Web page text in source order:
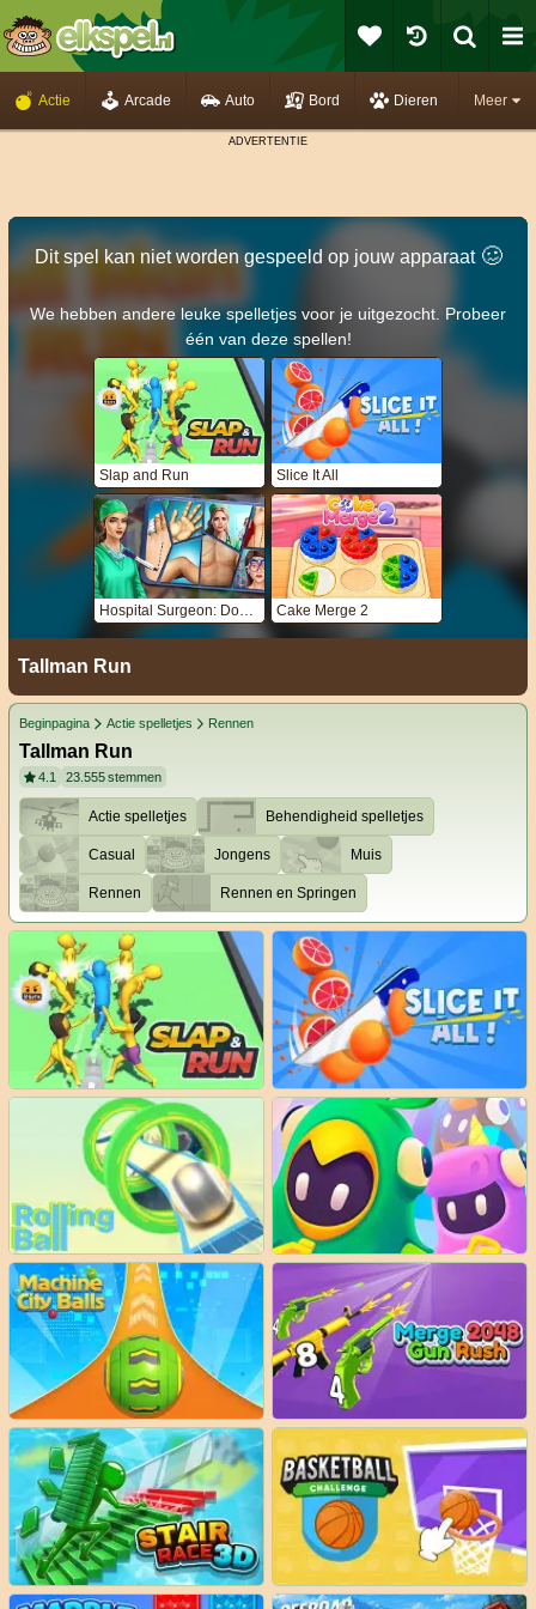
Meer
Actie Arcade Auto Bord Dieren
Dit spel kan niet worden gespeeld op jouw apparaat 🥴️
We hebben andere leuke spelletjes voor je uitgezocht. Probeer
één van deze spellen!
Slap and Run Slice It All
Hospital Surgeon: Doctor Game Cake Merge 2
Tallman Run
Beginpagina Actie spelletjes Rennen
Tallman Run
4.1 23.555stemmen
Actie spelletjes Behendigheid spelletjes
Casual Jongens Muis
Rennen Rennen en Springen